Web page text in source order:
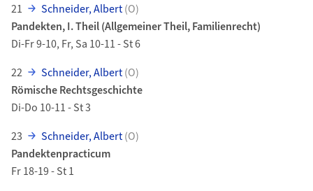
21
Schneider, Albert(O)
Pandekten, I. Theil (Allgemeiner Theil, Familienrecht)
Di-Fr 9-10, Fr, Sa 10-11 - St 6
22
Schneider, Albert(O)
Römische Rechtsgeschichte
Di-Do 10-11 - St 3
23
Schneider, Albert(O)
Pandektenpracticum
Fr 18-19 - St 1